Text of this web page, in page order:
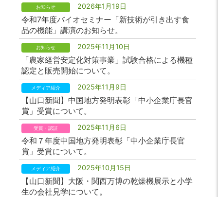
お知らせ 2026年1月19日
令和7年度バイオセミナー「新技術が引き出す食
品の機能」講演のお知らせ。
お知らせ 2025年11月10日
「農家経営安定化対策事業」試験合格による機種
認定と販売開始について。
メディア紹介 2025年11月9日
【山口新聞】中国地方発明表彰「中小企業庁長官
賞」受賞について。
受賞・認証 2025年11月6日
令和７年度中国地方発明表彰「中小企業庁長官
賞」受賞について。
メディア紹介 2025年10月15日
【山口新聞】大阪・関西万博の乾燥機展示と小学
生の会社見学について。